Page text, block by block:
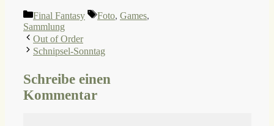
Kategorien
Final Fantasy Schlagwörter
Foto, Games,
Sammlung
Out of Order
Schnipsel-Sonntag
Schreibe einen
Kommentar